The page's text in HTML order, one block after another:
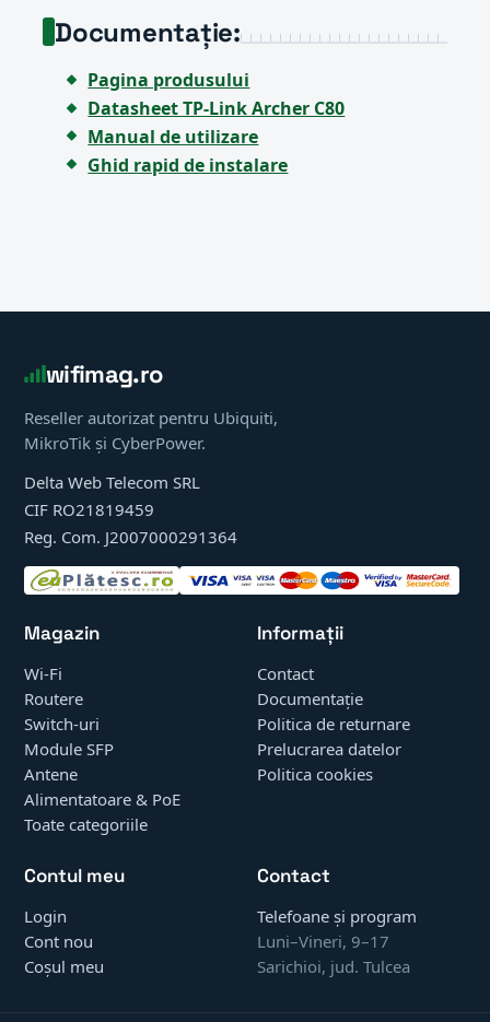
Documentație:
Pagina produsului
Datasheet TP-Link Archer C80
Manual de utilizare
Ghid rapid de instalare
wifimag.ro
Reseller autorizat pentru Ubiquiti,
MikroTik și CyberPower.
Delta Web Telecom SRL
CIF RO21819459
Reg. Com. J2007000291364
Magazin
Wi-Fi
Routere
Switch-uri
Module SFP
Antene
Alimentatoare & PoE
Toate categoriile
Informații
Contact
Documentație
Politica de returnare
Prelucrarea datelor
Politica cookies
Contul meu
Login
Cont nou
Coșul meu
Contact
Telefoane și program
Luni–Vineri, 9–17
Sarichioi, jud. Tulcea